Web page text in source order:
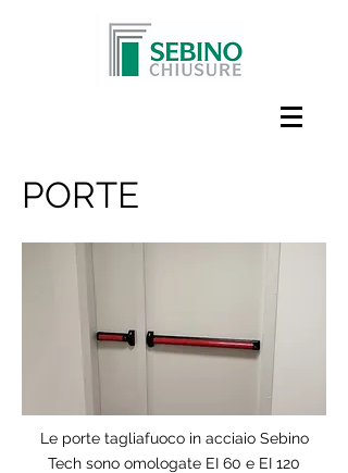
PORTE
Le porte tagliafuoco in acciaio Sebino
Tech sono omologate EI 60 e EI 120